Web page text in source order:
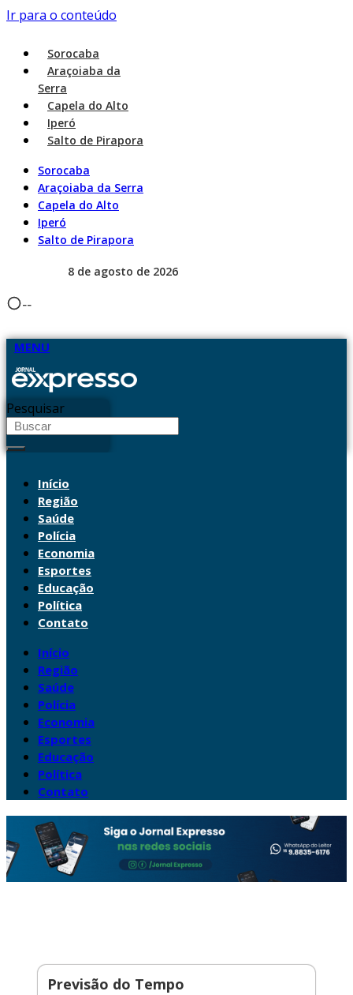
Ir para o conteúdo
Sorocaba
Araçoiaba da
Serra
Capela do Alto
Iperó
Salto de Pirapora
Sorocaba
Araçoiaba da Serra
Capela do Alto
Iperó
Salto de Pirapora
8 de agosto de 2026
--
MENU
Pesquisar
Início
Região
Saúde
Polícia
Economia
Esportes
Educação
Política
Contato
Início
Região
Saúde
Polícia
Economia
Esportes
Educação
Política
Contato
Previsão do Tempo